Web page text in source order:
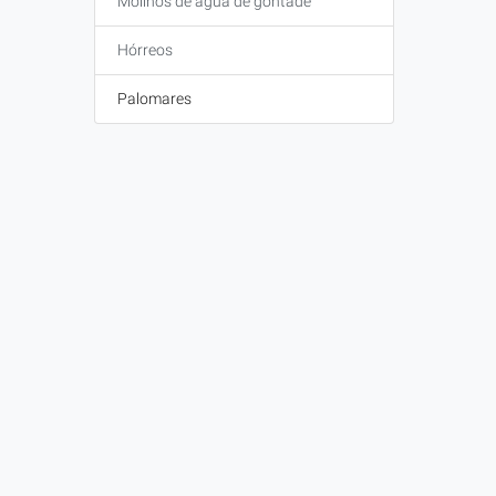
Hórreos
Palomares